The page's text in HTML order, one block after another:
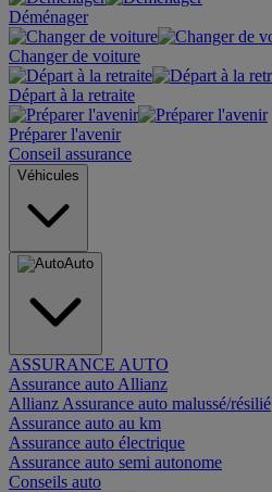
Déménager
Changer de voiture
Départ à la retraite
Préparer l'avenir
Conseil assurance
Véhicules
Auto
ASSURANCE AUTO
Assurance auto Allianz
Allianz Assurance auto malussé/résilié
Assurance auto au km
Assurance auto électrique
Assurance auto semi autonome
Conseils auto